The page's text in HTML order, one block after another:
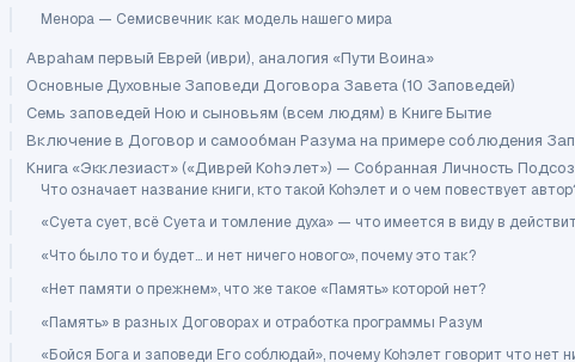
Менора — Семисвечник как модель нашего мира
Авраhам первый Еврей (иври), аналогия «Пути Воина»
Основные Духовные Заповеди Договора Завета (10 Заповедей)
Семь заповедей Ною и сыновьям (всем людям) в Книге Бытие
Включение в Договор и самообман Разума на примере соблюдения
Книга «Экклезиаст» («Диврей Коhэлет») — Собранная Личность
Что означает название книги, кто такой Коhэлет и о чем повествует
«Суета сует, всё Суета и томление духа» — что имеется в виду в
«Что было то и будет… и нет ничего нового», почему это так?
«Нет памяти о прежнем», что же такое «Память» которой нет?
«Память» в разных Договорах и отработка программы Разум
«Бойся Бога и заповеди Его соблюдай», почему Коhэлет говорит что нет